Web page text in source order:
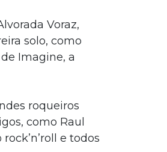
Voraz,
solo, como
Imagine, a
roqueiros
como Raul
e todos